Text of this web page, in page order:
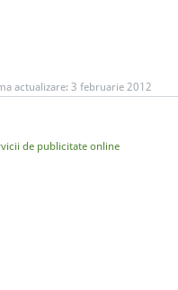
actualizare: 3 februarie 2012